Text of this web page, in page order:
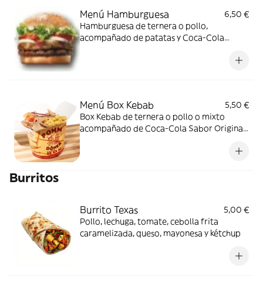
Menú Hamburguesa
6,50 €
Hamburguesa de ternera o pollo,
acompañado de patatas y Coca-Cola
Menú Box Kebab
5,50 €
Box Kebab de ternera o pollo o mixto
acompañado de Coca-Cola Sabor Original
Burritos
Burrito Texas
5,00 €
Pollo, lechuga, tomate, cebolla frita
caramelizada, queso, mayonesa y kétchup